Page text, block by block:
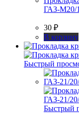
ГАЗ-М20/
30 ₽
В корзину
Быстрый
Быстрый